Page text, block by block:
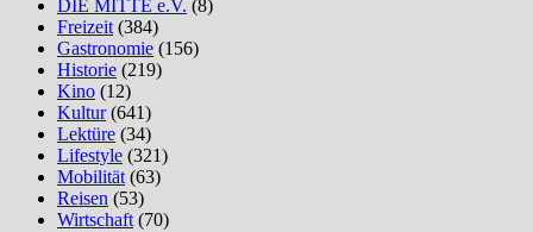
DIE MITTE e.V. (8)
Freizeit (384)
Gastronomie (156)
Historie (219)
Kino (12)
Kultur(641)
Lektüre (34)
Lifestyle (321)
Mobilität (63)
Reisen (53)
Wirtschaft (70)